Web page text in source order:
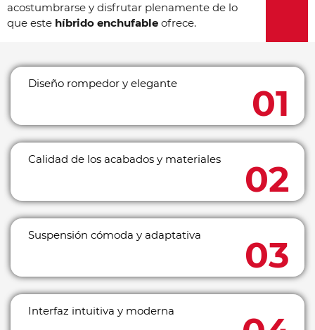
acostumbrarse y disfrutar plenamente de lo
que este híbrido enchufable ofrece.
Diseño rompedor y elegante
Calidad de los acabados y materiales
Suspensión cómoda y adaptativa
Interfaz intuitiva y moderna